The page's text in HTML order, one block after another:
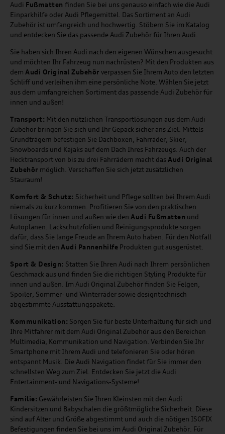
Audi Fußmatten finden Sie bei uns genauso einfach wie die Audi
Einparkhilfe oder Audi Pflegemittel. Das Sortiment an Audi
Zubehör ist umfangreich und hochwertig. Stöbern Sie im Katalog
und entdecken Sie das passende Audi Zubehör für Ihren Audi.
Sie haben sich Ihren Audi nach den eigenen Wünschen ausgesucht
und möchten Ihr Fahrzeug nun nachrüsten? Mit den Produkten aus
dem Audi Original Zubehör verpassen Sie Ihrem Auto den letzten
Schliff und verleihen ihm eine persönliche Note. Wählen Sie jetzt
aus dem umfangreichen Sortiment das passende Audi Zubehör für
innen und außen!
Transport: Mit den nützlichen Transportlösungen aus dem Audi
Zubehör bringen Sie sich und Ihr Gepäck sicher ans Ziel. Mittels
Grundträgern befestigen Sie Dachboxen, Fahrräder, Skier,
Snowboards und Kajaks auf dem Dach Ihres Fahrzeugs. Auch der
Hecktransport von bis zu drei Fahrrädern macht dasAudi Original
Zubehör möglich. Verschaffen Sie sich jetzt zusätzlichen
Stauraum!
Komfort & Schutz: Sicherheit und Pflege sollten bei Ihrem Audi
niemals zu kurz kommen. Profitieren Sie von den praktischen
Lösungen für innen und außen wie den Audi Fußmatten und
Autoplanen. Lackschutzfolien und Reinigungsprodukte sorgen
dafür, dass Sie lange Freude an Ihrem Auto haben. Für den Notfall
sind Sie mit den Audi Pannenhilfe Produkten gut ausgerüstet.
Sport & Design: Statten Sie Ihren Audi nach Ihrem persönlichen
Geschmack aus und finden Sie die richtigen Styling Produkte für
innen und außen. Im Audi Original Zubehör finden Sie Felgen,
Spoiler, Sommer- und Winterräder sowie designtechnisch
abgestimmte Ausstattungspakete.
Kommunikation: Sorgen Sie für beste Unterhaltung für sich und
Ihre Mitfahrer mit dem Audi Original Zubehör aus den Bereichen
Multimedia, Kommunikation und Navigation. Verbinden Sie Ihr
Smartphone mit Ihrem Audi und telefonieren Sie oder hören
entspannt Musik. Die Audi Navigation findet für Sie immer den
schnellsten Weg zum Ziel. Entdecken Sie jetzt die Audi
Entertainment- und Navigations-Systeme!
Familie: Gewährleisten Sie Ihren Kleinsten mit den Audi
Kindersitzen und Babyschalen die größtmögliche Sicherheit. Diese
sind auf Alter und Größe abgestimmt und auch die nötigen ISOFIX
Befestigungen finden Sie bei uns im Audi Original Zubehör. Für